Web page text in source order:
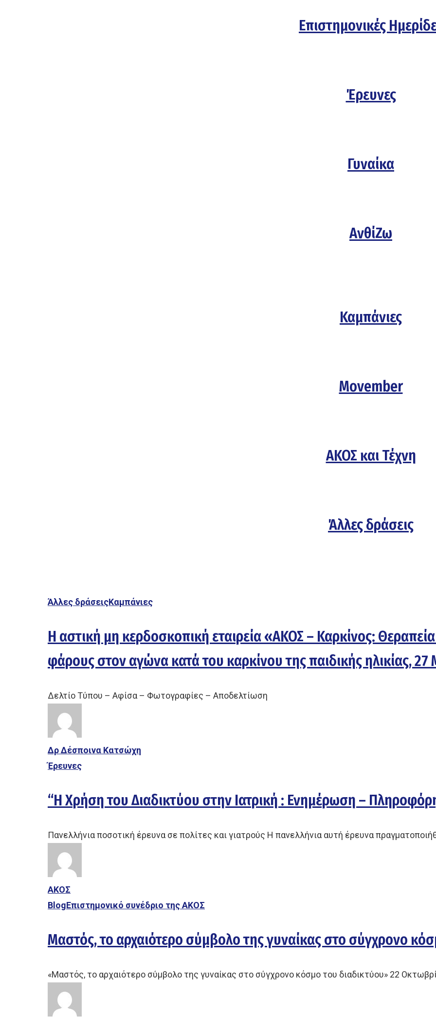
Επιστημονικές
Έρευνες
Γυναίκα
ΑνθίΖω
Καμπάνιες
Movember
ΑΚΟΣ και Τέχνη
Άλλες δράσεις
Άλλες δράσειςΚαμπάνιες
Η αστική µη κερδοσκοπική εταιρεία «ΑΚΟΣ – Καρκίνος:
φάρους στον αγώνα κατά του καρκίνου της παιδικής ηλικίας,
Δελτίο Τύπου – Αφίσα – Φωτογραφίες – Αποδελτίωση
Δρ Δέσποινα Κατσώχη
Έρευνες
“Η Χρήση του Διαδικτύου στην Ιατρική : Ενημέρωση –
Πανελλήνια ποσοτική έρευνα σε πολίτες και γιατρούς Η πανελλήνια αυτή έρευνα
ΑΚΟΣ
BlogΕπιστημονικό συνέδριο της ΑΚΟΣ
Μαστός, το αρχαιότερο σύμβολο της γυναίκας στο σύγχρονο
«Μαστός, το αρχαιότερο σύμβολο της γυναίκας στο σύγχρονο κόσμο του διαδικτύου» 22